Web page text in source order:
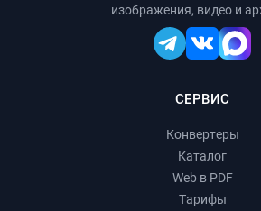
изображения, видео и
СЕРВИС
Конвертеры
Каталог
Web в PDF
Тарифы